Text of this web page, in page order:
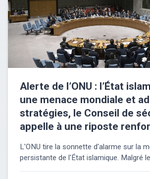
Alerte de l’ONU : l’État
une menace mondiale et
stratégies, le Conseil de
appelle à une riposte
L'ONU tire la sonnette d'alarme sur la
persistante de l'État islamique. Malgré